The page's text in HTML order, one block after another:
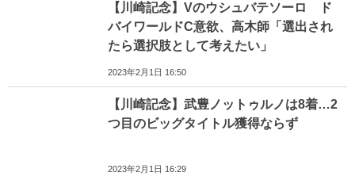
【川崎記念】Vのウシュバテソーロ ド
バイワールドC意欲、高木師「選出され
たら選択肢として考えたい」
2023年2月1日 16:50
【川崎記念】武豊ノットゥルノは8着…2
つ目のビッグタイトル獲得ならず
2023年2月1日 16:29